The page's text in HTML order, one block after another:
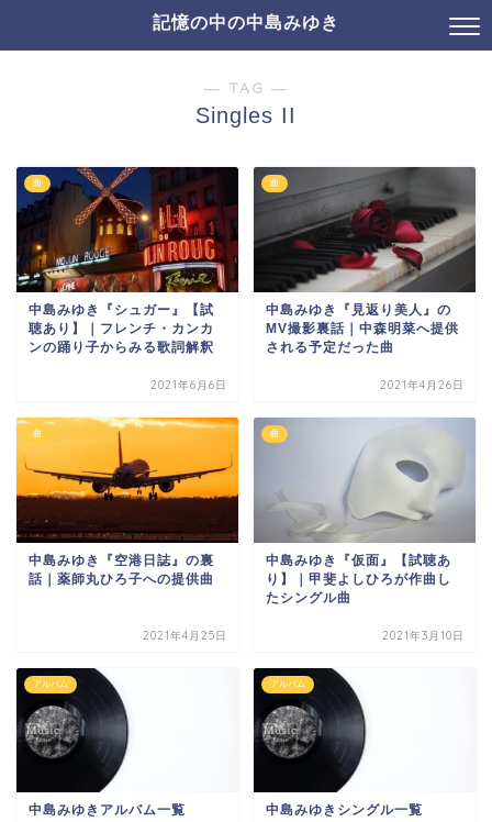
記憶の中の中島みゆき
― TAG ―
Singles II
曲
中島みゆき『シュガー』【試
聴あり】｜フレンチ・カンカ
ンの踊り子からみる歌詞解釈
2021年6月6日
曲
中島みゆき『見返り美人』の
MV撮影裏話｜中森明菜へ提供
される予定だった曲
2021年4月26日
曲
中島みゆき『空港日誌』の裏
話｜薬師丸ひろ子への提供曲
2021年4月25日
曲
中島みゆき『仮面』【試聴あ
り】｜甲斐よしひろが作曲し
たシングル曲
2021年3月10日
アルバム
中島みゆきアルバム一覧
アルバム
中島みゆきシングル一覧